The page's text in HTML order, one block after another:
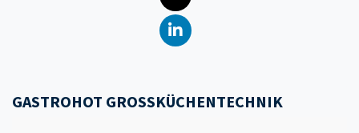
GASTROHOT GROSSKÜCHENTECHNIK